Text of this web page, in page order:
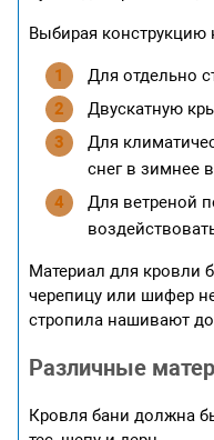
Выбирая
Для отдельно
Двускатную
Для
снег в зимнее
Для ветреной
Материал для кровли
черепицу или шифер
стропила нашивают
Различные
Кровля бани должна